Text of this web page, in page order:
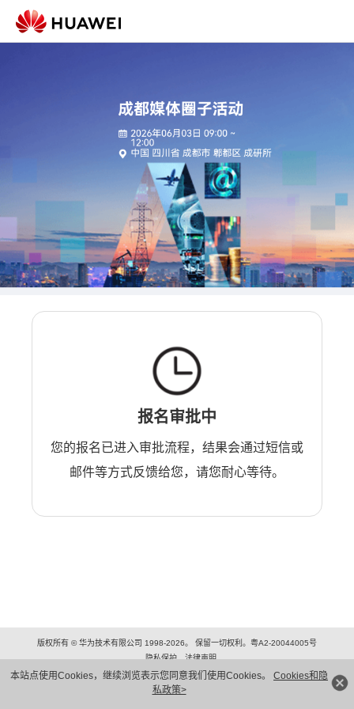
本站点使用Cookies，继续浏览表示您同意我们使用Cookies。 Cookies和隐
私政策>
报名审批中
您的报名已进入审批流程，结果会通过短信或
邮件等方式反馈给您，请您耐心等待。
版权所有 © 华为技术有限公司 1998-2026。 保留一切权利。粤A2-20044005号
隐私保护
法律声明